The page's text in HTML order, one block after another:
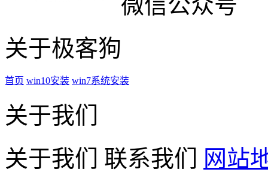
关于极客狗
首页 win10安装 win7系统安装
关于我们
关于我们
联系我们
网站